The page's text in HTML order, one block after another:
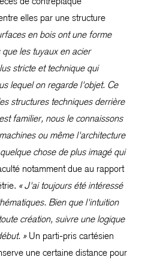
elles par une structure
en bois ont une forme
les tuyaux en acier
stricte et technique qui
lequel on regarde l'objet. Ce
structures techniques derrière
familier, nous le connaissons
ou même l'architecture
chose de plus imagé qui
notamment due au rapport
« J'ai toujours été intéressé
Bien que l'intuition
création, suivre une logique
»Un parti-pris cartésien
une certaine distance pour